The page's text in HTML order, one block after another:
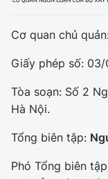
Cơ quan chủ
Giấy phép số: 03/
Tòa soạn: Số 2
Hà Nội.
Tổng biên tập:
Phó Tổng biên